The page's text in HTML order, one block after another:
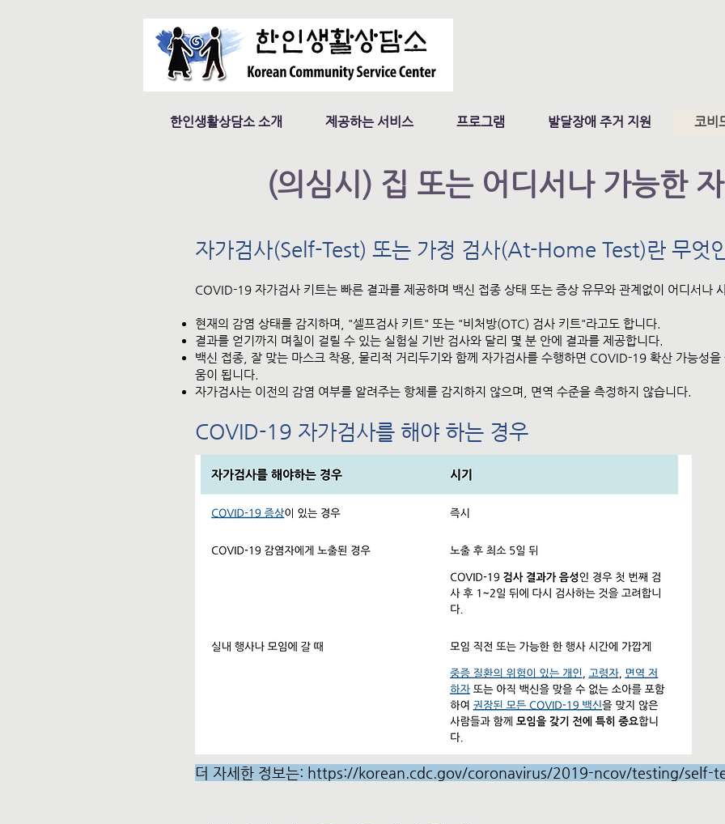
한인생활상담소 소개 제공하는 서비스 프로그램 발달장애 주거 지원 코비
(의심시) 집 또는 어디서나 가능한
자가검사(Self-Test) 또는 가정 검사(At-Home Test)란 무엇
COVID-19 자가검사 키트는 빠른 결과를 제공하며 백신 접종 상태 또는 증상 유무와 관계없이 어디서나
현재의 감염 상태를 감지하며, "셀프검사 키트" 또는 "비처방(OTC) 검사 키트"라고도 합니다.
결과를 얻기까지 며칠이 걸릴 수 있는 실험실 기반 검사와 달리 몇 분 안에 결과를 제공합니다.
백신 접종, 잘 맞는 마스크 착용, 물리적 거리두기와 함께 자가검사를 수행하면 COVID-19 확산 가능성
움이 됩니다.
자가검사는 이전의 감염 여부를 알려주는 항체를 감지하지 않으며, 면역 수준을 측정하지 않습니다.
COVID-19 자가검사를 해야 하는 경우
더 자세한 정보는: https://korean.cdc.gov/coronavirus/2019-ncov/testing/self-